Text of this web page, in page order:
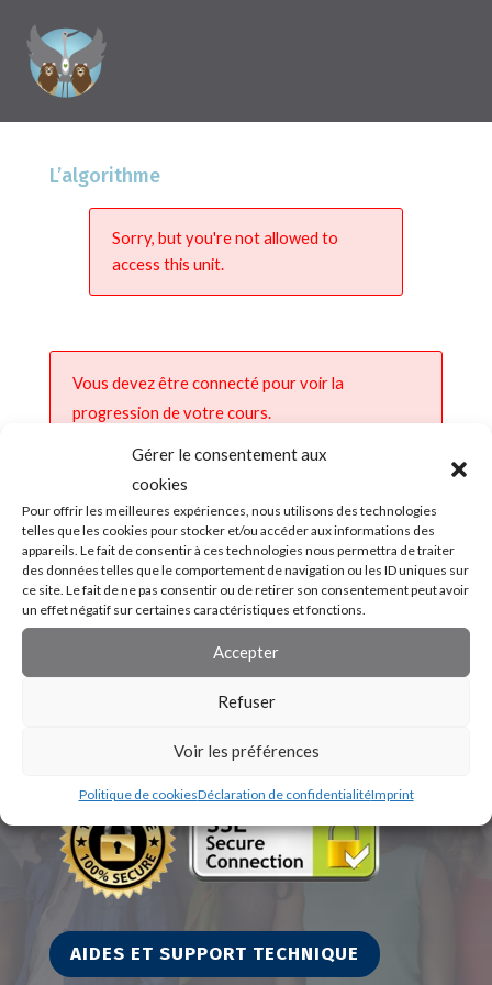
Gérer le consentement aux
cookies
Pour offrir les meilleures expériences, nous utilisons des technologies
telles que les cookies pour stocker et/ou accéder aux informations des
appareils. Le fait de consentir à ces technologies nous permettra de traiter
des données telles que le comportement de navigation ou les ID uniques sur
ce site. Le fait de ne pas consentir ou de retirer son consentement peut avoir
un effet négatif sur certaines caractéristiques et fonctions.
Accepter
Refuser
Voir les préférences
Politique de cookiesDéclaration de confidentialitéImprint
L’algorithme
Sorry, but you're not allowed to
access this unit.
Vous devez être connecté pour voir la
progression de votre cours.
AIDES ET SUPPORT TECHNIQUE